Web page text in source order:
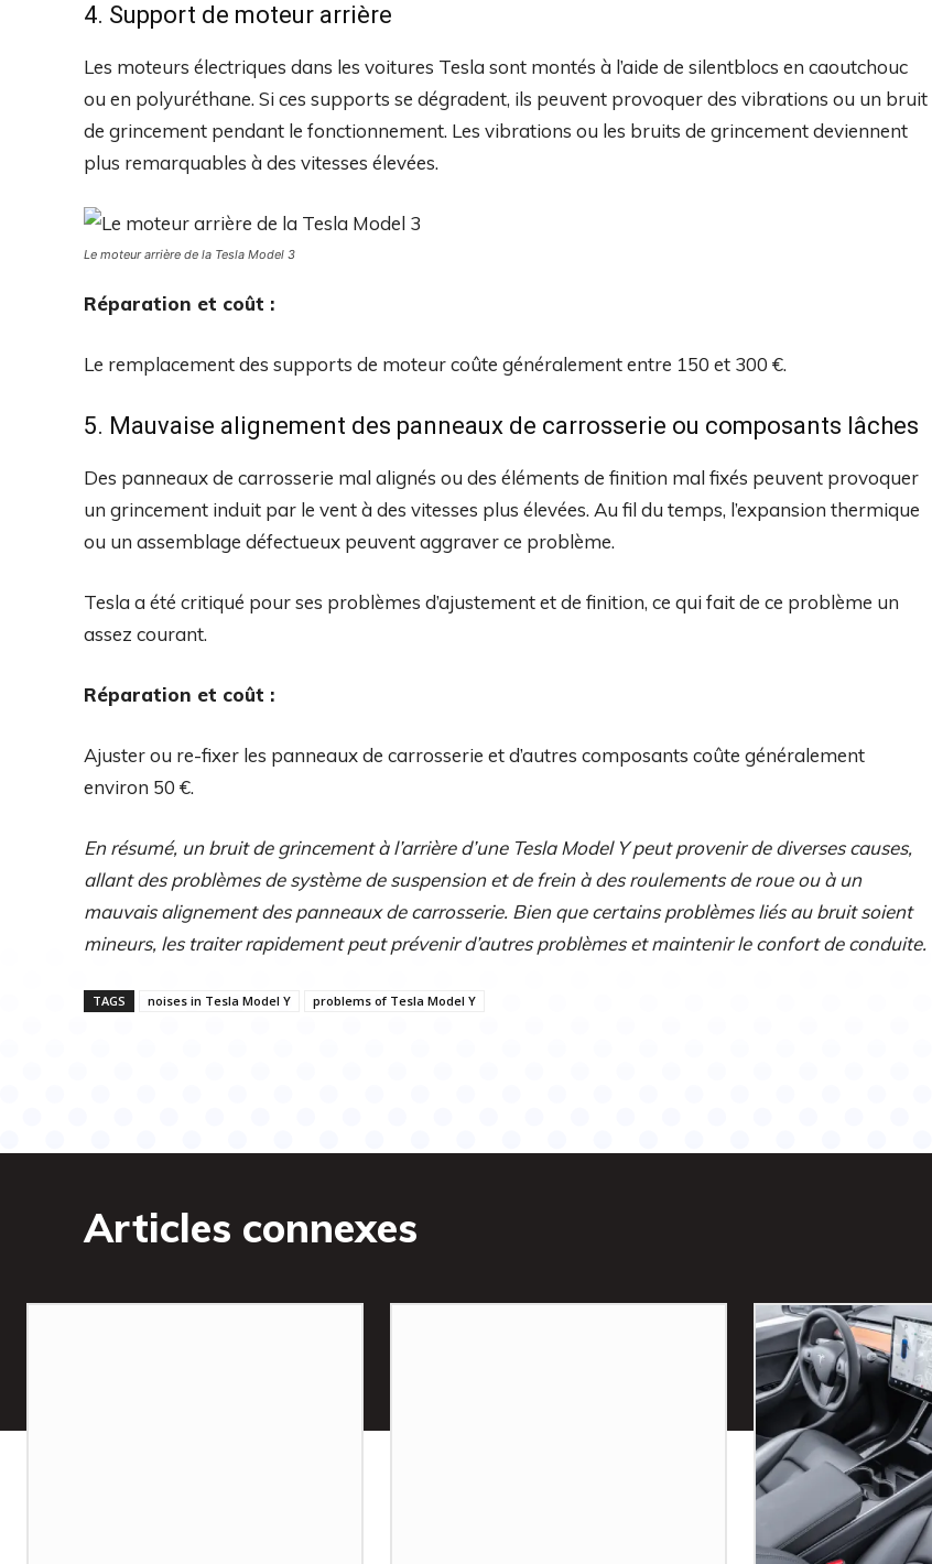
4. Support de moteur arrière
Les moteurs électriques dans les voitures Tesla sont montés à l’aide de silentblocs en caoutchouc
ou en polyuréthane. Si ces supports se dégradent, ils peuvent provoquer des vibrations ou un bruit
de grincement pendant le fonctionnement. Les vibrations ou les bruits de grincement deviennent
plus remarquables à des vitesses élevées.
Le moteur arrière de la Tesla Model 3
Réparation et coût :
Le remplacement des supports de moteur coûte généralement entre 150 et 300 €.
5. Mauvaise alignement des panneaux de carrosserie ou composants lâches
Des panneaux de carrosserie mal alignés ou des éléments de finition mal fixés peuvent provoquer
un grincement induit par le vent à des vitesses plus élevées. Au fil du temps, l’expansion thermique
ou un assemblage défectueux peuvent aggraver ce problème.
Tesla a été critiqué pour ses problèmes d’ajustement et de finition, ce qui fait de ce problème un
assez courant.
Réparation et coût :
Ajuster ou re-fixer les panneaux de carrosserie et d’autres composants coûte généralement
environ 50 €.
En résumé, un bruit de grincement à l’arrière d’une Tesla Model Y peut provenir de diverses causes,
allant des problèmes de système de suspension et de frein à des roulements de roue ou à un
mauvais alignement des panneaux de carrosserie. Bien que certains problèmes liés au bruit soient
mineurs, les traiter rapidement peut prévenir d’autres problèmes et maintenir le confort de conduite.
TAGS noises in Tesla Model Y problems of Tesla Model Y
Articles connexes